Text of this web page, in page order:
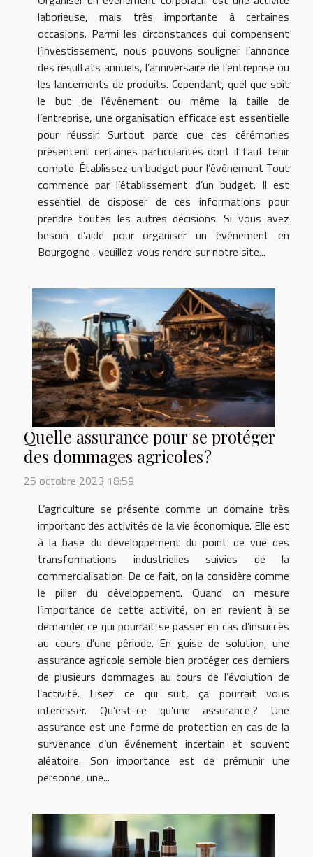
laborieuse, mais très importante à certaines
occasions. Parmi les circonstances qui compensent
l’investissement, nous pouvons souligner l’annonce
des résultats annuels, l’anniversaire de l’entreprise ou
les lancements de produits. Cependant, quel que soit
le but de l’événement ou même la taille de
l’entreprise, une organisation efficace est essentielle
pour réussir. Surtout parce que ces cérémonies
présentent certaines particularités dont il faut tenir
compte. Établissez un budget pour l’événement Tout
commence par l’établissement d’un budget. Il est
essentiel de disposer de ces informations pour
prendre toutes les autres décisions. Si vous avez
besoin d’aide pour organiser un événement en
Bourgogne , veuillez-vous rendre sur notre site...
Quelle assurance pour se protéger
des dommages agricoles ?
25 octobre 2023 18:59
L’agriculture se présente comme un domaine très
important des activités de la vie économique. Elle est
à la base du développement du point de vue des
transformations industrielles suivies de la
commercialisation. De ce fait, on la considère comme
le pilier du développement. Quand on mesure
l’importance de cette activité, on en revient à se
demander ce qui pourrait se passer en cas d’insuccès
au cours d’une période. En guise de solution, une
assurance agricole semble bien protéger ces derniers
de plusieurs dommages au cours de l’évolution de
l’activité. Lisez ce qui suit, ça pourrait vous
intéresser. Qu’est-ce qu’une assurance ? Une
assurance est une forme de protection en cas de la
survenance d’un événement incertain et souvent
aléatoire. Son importance est de prémunir une
personne, une...